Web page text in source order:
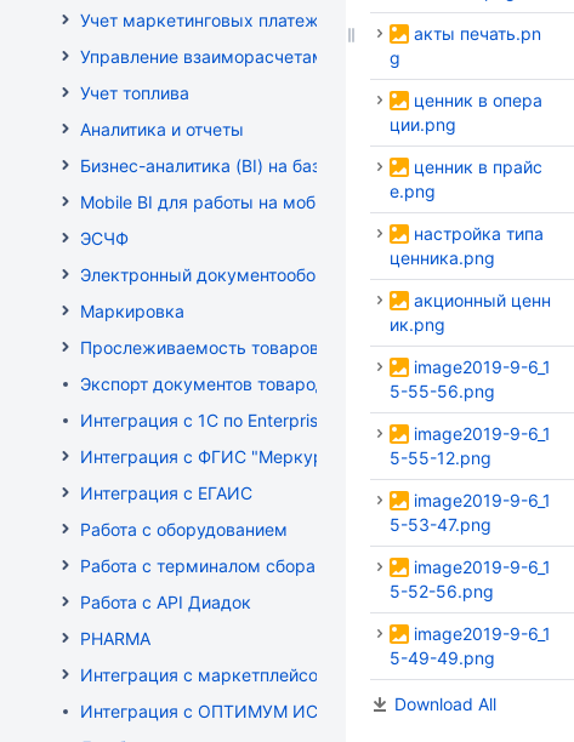
Учет маркетинговых платежей
Управление взаиморасчетами
Учет топлива
Аналитика и отчеты
Бизнес-аналитика (BI) на базе OLAP DRUID
Mobile BI для работы на мобильных устройствах
ЭСЧФ
Электронный документооборот (РБ)
Маркировка
Прослеживаемость товаров
Экспорт документов товародвижения
Интеграция с 1С по EnterpriseData
Интеграция с ФГИС "Меркурий"
Интеграция с ЕГАИС
Работа с оборудованием
Работа с терминалом сбора данных (ТСД)
Работа с API Диадок
PHARMA
Интеграция с маркетплейсом Wildberries
Интеграция с ОПТИМУМ ИСУМТ
акты печать.pn
g
ценник в опера
ции.png
ценник в прайс
е.png
настройка типа
ценника.png
акционный ценн
ик.png
image2019-9-6_1
5-55-56.png
image2019-9-6_1
5-55-12.png
image2019-9-6_1
5-53-47.png
image2019-9-6_1
5-52-56.png
image2019-9-6_1
5-49-49.png
Download All